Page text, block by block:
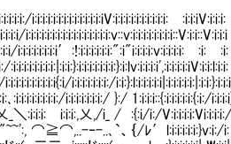
i:i:i:i:i:i:i:/i:i:}:l:i:i:i:i:i|:i:i:i:i:i:|:i:i:}:i:i:i
i:i:i:i:i:i:i:/ }:/ 1:i:i:i::{:i:i:i:i:i:{:i:/
＼:i:i:i:Ⅵi:i:i:,乂,/i_ / :{:i/i:/
⌒≧⌒,..-‐-..､`、｛/ﾚ